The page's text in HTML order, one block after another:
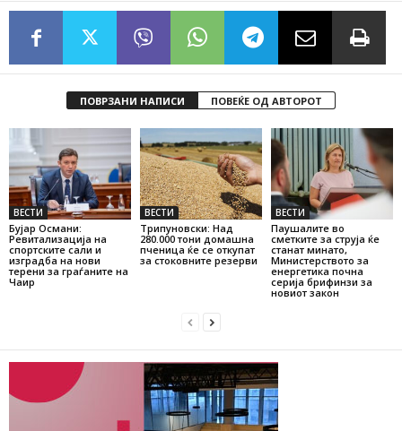
ПОВРЗАНИ НАПИСИ ПОВЕЌЕ ОД АВТОРОТ
ВЕСТИ
Бујар Османи:
Ревитализација на
спортските сали и
изградба на нови
терени за граѓаните на
Чаир
ВЕСТИ
Трипуновски: Над
280.000 тони домашна
пченица ќе се откупат
за стоковните резерви
ВЕСТИ
Паушалите во
сметките за струја ќе
станат минато,
Министерството за
енергетика почна
серија брифинзи за
новиот закон